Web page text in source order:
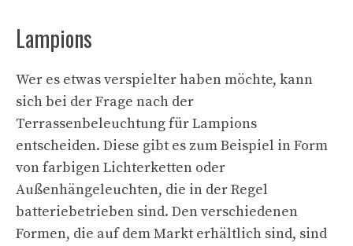
Lampions
Wer es etwas verspielter haben möchte, kann
sich bei der Frage nach der
Terrassenbeleuchtung für Lampions
entscheiden. Diese gibt es zum Beispiel in Form
von farbigen Lichterketten oder
Außenhängeleuchten, die in der Regel
batteriebetrieben sind. Den verschiedenen
Formen, die auf dem Markt erhältlich sind, sind